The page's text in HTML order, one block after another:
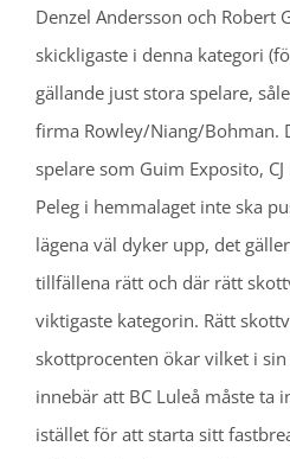
Denzel Andersson och Robert
skickligaste i denna kategori
gällande just stora spelare,
firma Rowley/Niang/Bohman.
spelare som Guim Exposito,
Peleg i hemmalaget inte ska
lägena väl dyker upp, det
tillfällena rätt och där rätt
viktigaste kategorin. Rätt
skottprocenten ökar vilket i
innebär att BC Luleå måste ta
istället för att starta sitt